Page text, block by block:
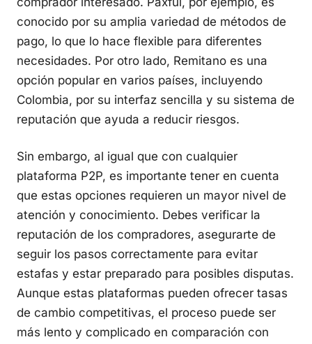
conocido por su amplia variedad de métodos de
pago, lo que lo hace flexible para diferentes
necesidades. Por otro lado, Remitano es una
opción popular en varios países, incluyendo
Colombia, por su interfaz sencilla y su sistema de
reputación que ayuda a reducir riesgos.
Sin embargo, al igual que con cualquier
plataforma P2P, es importante tener en cuenta
que estas opciones requieren un mayor nivel de
atención y conocimiento. Debes verificar la
reputación de los compradores, asegurarte de
seguir los pasos correctamente para evitar
estafas y estar preparado para posibles disputas.
Aunque estas plataformas pueden ofrecer tasas
de cambio competitivas, el proceso puede ser
más lento y complicado en comparación con